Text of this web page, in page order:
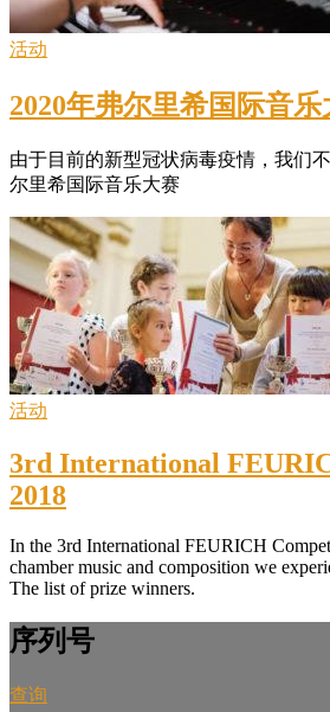
活动
2020年弗尔里希国际音
由于目前的新型冠状病毒疫情，我们
尔里希国际音乐大赛
活动
3rd International
2018
In the 3rd International FEURICH
chamber music and composition we
The list of prize winners.
序列号
查询